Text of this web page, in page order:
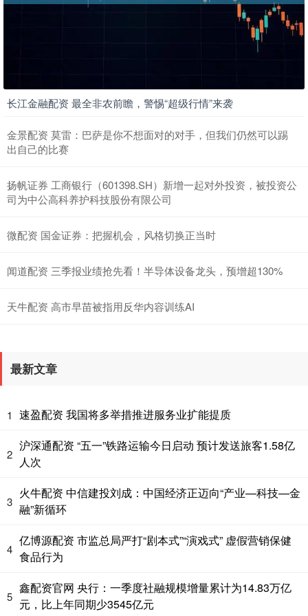
长江金融配资 最全非农前瞻，警惕“超级行情”来袭
金景配资 莫雷：巴萨是你不想面对的对手，但我们仍然可以踢
出自己的比赛
扬帆证券 工商银行（601398.SH）新增一起对外投资，被投资公
司为中公高科养护科技股份有限公司
微配资 国金证券：把握机会，风格切换正当时
闻道配资 三季报业绩抢先看！半导体设备龙头，预增超130%
天牛配资 高市早苗被指用反华内容训练AI
最新文章
1 速盈配资 我国将多举措推进服务业扩能提质
2
沪深通配资 “五一”铁路运输今日启动 预计发送旅客1.58亿
人次
3
火牛配资 中信建投刘成：中国经济正迈向“产业—科技—金
融”新循环
4
亿博源配资 市监总局严打“剧本式”“演戏式” 虚假营销保健
食品行为
5
鑫配资官网 央行：一季度社融规模增量累计为14.83万亿
元，比上年同期少3545亿元